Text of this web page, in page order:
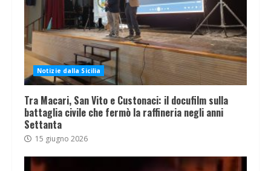
Notizie dalla Sicilia
Tra Macari, San Vito e Custonaci: il docufilm sulla
battaglia civile che fermò la raffineria negli anni
Settanta
15 giugno 2026